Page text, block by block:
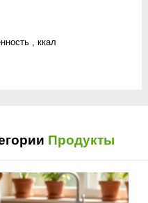
, ккал
Продукты